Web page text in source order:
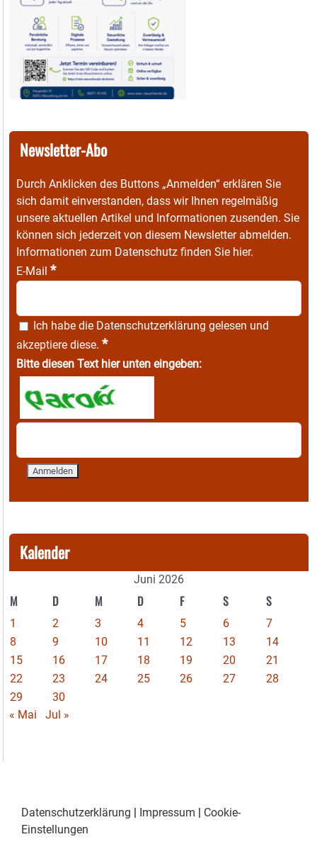
Newsletter-Abo
Durch Anklicken des Buttons „Anmelden“ erklären Sie
sich damit einverstanden, dass wir Ihnen regelmäßig
unsere aktuellen Artikel und Informationen zusenden. Sie
können sich jederzeit von diesem Newsletter abmelden.
Informationen zum Datenschutz finden Sie hier.
E-Mail *
Ich habe die Datenschutzerklärung gelesen und
akzeptiere diese. *
Bitte diesen Text hier unten eingeben:
Kalender
Juni 2026
M D M D F S S
1 2 3 4 5 6
7
8
9 10 11 12 13
14
15
16 17 18 19 20
21
22
23 24 25 26 27
28
29
30
« Mai
Jul »
Datenschutzerklärung | Impressum | Cookie-
Einstellungen